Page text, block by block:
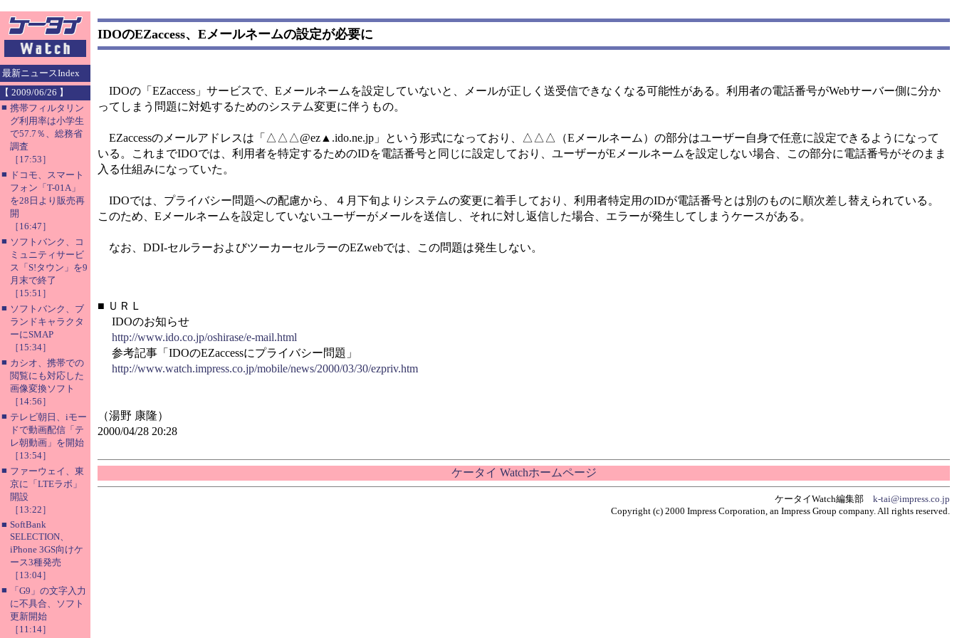
最新ニュースIndex
【 2009/06/26 】
■ 携帯フィルタリン
グ利用率は小学生
で57.7％、総務省
調査
［17:53］
■ ドコモ、スマート
フォン「T-01A」
を28日より販売再
開
［16:47］
■ ソフトバンク、コ
ミュニティサービ
ス「S!タウン」を9
月末で終了
［15:51］
■ ソフトバンク、ブ
ランドキャラクタ
ーにSMAP
［15:34］
■ カシオ、携帯での
閲覧にも対応した
画像変換ソフト
［14:56］
■ テレビ朝日、iモー
ドで動画配信「テ
レ朝動画」を開始
［13:54］
■ ファーウェイ、東
京に「LTEラボ」
開設
［13:22］
■ SoftBank
SELECTION、
iPhone 3GS向けケ
ース3種発売
［13:04］
■
「G9」の文字入力
に不具合、ソフト
更新開始
［11:14］
IDOのEZaccess、Eメールネームの設定が必要に
IDOの「EZaccess」サービスで、Eメールネームを設定していないと、メールが正しく送受信できなくなる可能性がある。利用者の電話番号がWebサーバー側に分か
ってしまう問題に対処するためのシステム変更に伴うもの。
EZaccessのメールアドレスは「△△△@ez▲.ido.ne.jp」という形式になっており、△△△（Eメールネーム）の部分はユーザー自身で任意に設定できるようになって
いる。これまでIDOでは、利用者を特定するためのIDを電話番号と同じに設定しており、ユーザーがEメールネームを設定しない場合、この部分に電話番号がそのまま
入る仕組みになっていた。
IDOでは、プライバシー問題への配慮から、４月下旬よりシステムの変更に着手しており、利用者特定用のIDが電話番号とは別のものに順次差し替えられている。
このため、Eメールネームを設定していないユーザーがメールを送信し、それに対し返信した場合、エラーが発生してしまうケースがある。
なお、DDI-セルラーおよびツーカーセルラーのEZwebでは、この問題は発生しない。
■ ＵＲＬ
IDOのお知らせ
http://www.ido.co.jp/oshirase/e-mail.html
参考記事「IDOのEZaccessにプライバシー問題」
http://www.watch.impress.co.jp/mobile/news/2000/03/30/ezpriv.htm
（湯野 康隆）
2000/04/28 20:28
ケータイ Watchホームページ
ケータイWatch編集部 k-tai@impress.co.jp
Copyright (c) 2000 Impress Corporation, an Impress Group company. All rights reserved.